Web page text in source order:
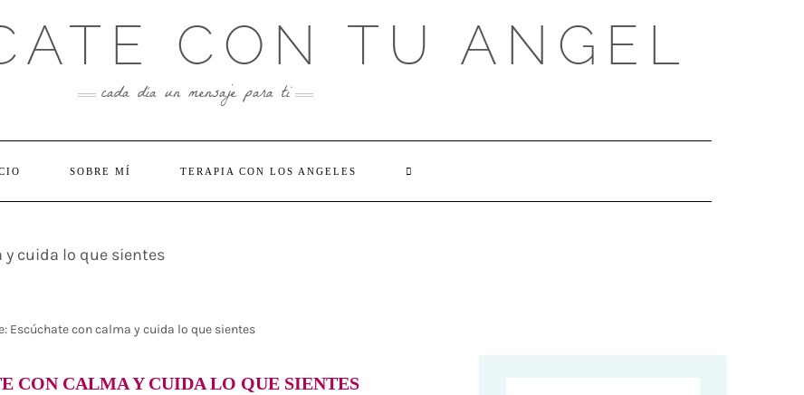
CON TU ANGEL
cada día un mensaje para ti
SOBRE MÍ TERAPIA CON LOS ANGELES
con calma y cuida lo que
Escúchate con calma y cuida lo que sientes
CON CALMA Y CUIDA LO QUE SIENTES